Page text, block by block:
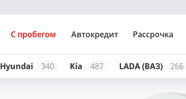
С пробегом Автокредит Рассрочка
Hyundai 340 Kia 487 LADA (ВАЗ) 266